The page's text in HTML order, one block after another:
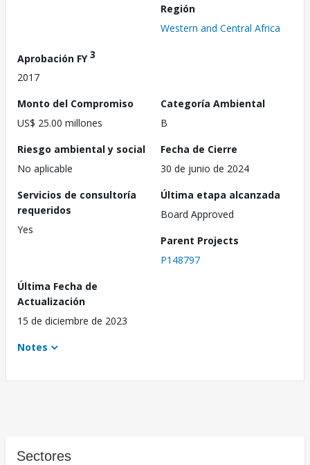
Región
Western and Central Africa
Aprobación FY3
2017
Monto del Compromiso
US$ 25.00 millones
Categoría Ambiental
B
Riesgo ambiental y social
No aplicable
Fecha de Cierre
30 de junio de 2024
Servicios de consultoría
requeridos
Yes
Última etapa alcanzada
Board Approved
Parent Projects
P148797
Última Fecha de
Actualización
15 de diciembre de 2023
Notes
Sectores